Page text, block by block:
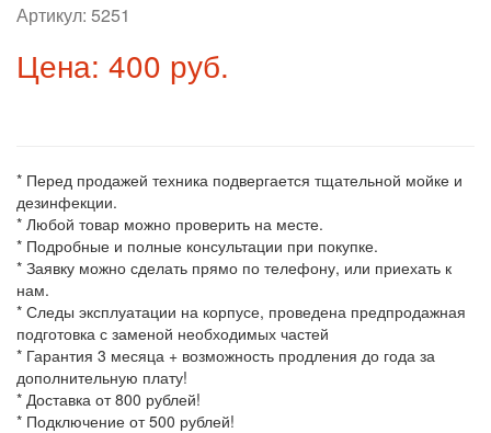
Артикул: 5251
Цена: 400 руб.
* Перед продажей техника подвергается тщательной мойке и
дезинфекции.
* Любой товар можно проверить на месте.
* Подробные и полные консультации при покупке.
* Заявку можно сделать прямо по телефону, или приехать к
нам.
* Следы эксплуатации на корпусе, проведена предпродажная
подготовка с заменой необходимых частей
* Гарантия 3 месяца + возможность продления до года за
дополнительную плату!
* Доставка от 800 рублей!
* Подключение от 500 рублей!